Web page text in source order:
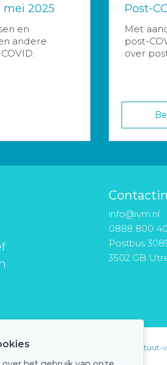
mei 2025
en
andere
Post-
Met
post-
over
info@ivm.nl
0888 800
Postbus
3502 GB